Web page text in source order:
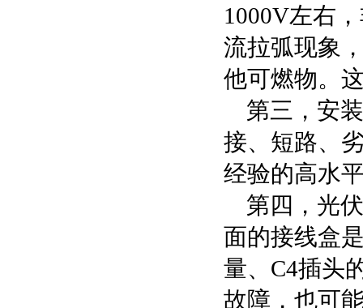
1000V左右
流拉弧现象
他可燃物。
第三，安
接、短路、
经验的高水
第四，光
面的接线盒
量、C4插头
故障，也可